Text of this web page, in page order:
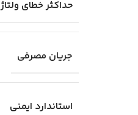
حداکثر خطای ولتاژ
جریان مصرفی
استاندارد ایمنی